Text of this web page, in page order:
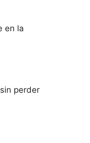
en la
perder